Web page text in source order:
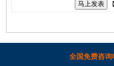
全国免费咨询